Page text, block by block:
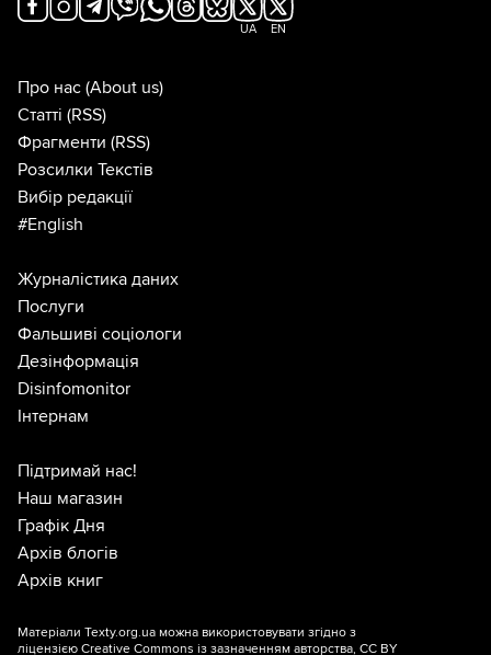
UA EN
Про нас (About us)
Статті (RSS)
Фрагменти (RSS)
Розсилки Текстів
Вибір редакції
#English
Журналістика даних
Послуги
Фальшиві соціологи
Дезінформація
Disinfomonitor
Інтернам
Підтримай нас!
Наш магазин
Графік Дня
Архів блогів
Архів книг
Матеріали Texty.org.ua можна використовувати згідно з
ліцензією Creative Commons із зазначенням авторства, CC BY